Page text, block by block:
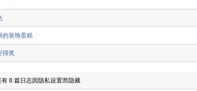
的装饰蛋糕
得奖
有 8 篇日志因隐私设置而隐藏